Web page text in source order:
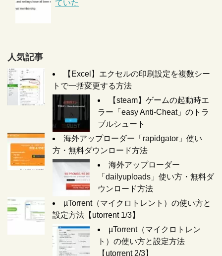
ていた
人気記事
【Excel】エクセルの印刷設定を複数シー
トで一括変更する方法
【steam】ゲームの起動時エ
ラー「easy Anti-Cheat」のトラ
ブルシュート
海外アップローダー「rapidgator」使い
方・無料ダウンロード方法
海外アップローダー
「dailyuploads」使い方・無料ダ
ウンロード方法
µTorrent（マイクロトレント）の使い方と
設定方法【utorrent 1/3】
µTorrent（マイクロトレン
ト）の使い方と設定方法
【utorrent 2/3】